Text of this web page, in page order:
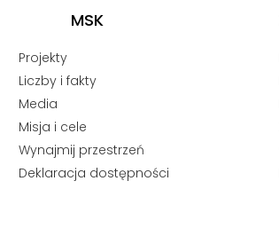
MSK
Projekty
Liczby i fakty
Media
Misja i cele
Wynajmij przestrzeń
Deklaracja dostępności